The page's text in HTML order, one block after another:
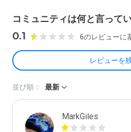
コミュニティは何と言って
0.1 6のレビューに
レビューを
並び順： 最新
MarkGiles